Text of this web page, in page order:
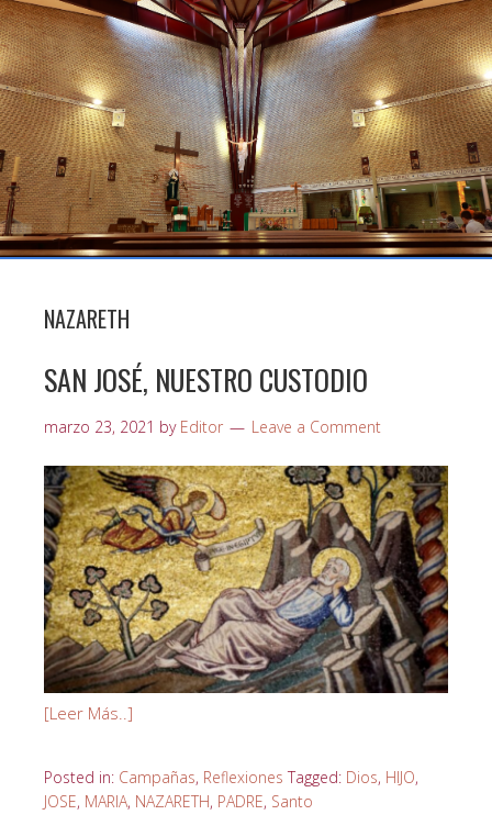
NAZARETH
SAN JOSÉ, NUESTRO CUSTODIO
marzo 23, 2021 by Editor Leave a Comment
[Leer Más..]
Posted in: Campañas, Reflexiones Tagged: Dios, HIJO,
JOSE, MARIA, NAZARETH, PADRE, Santo